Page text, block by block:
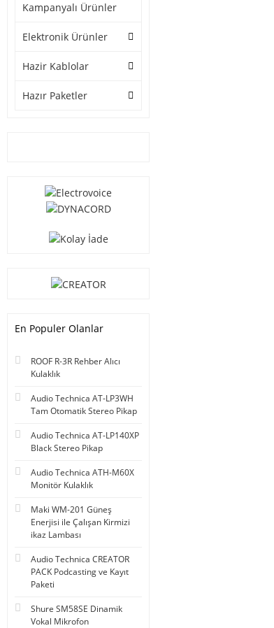
Kampanyalı Ürünler
Elektronik Ürünler
Hazir Kablolar
Hazır Paketler
En Populer Olanlar
ROOF R-3R Rehber Alıcı
Kulaklık
Audio Technica AT-LP3WH
Tam Otomatik Stereo Pikap
Audio Technica AT-LP140XP
Black Stereo Pikap
Audio Technica ATH-M60X
Monitör Kulaklık
Maki WM-201 Güneş
Enerjisi ile Çalışan Kirmizi
ikaz Lambası
Audio Technica CREATOR
PACK Podcasting ve Kayıt
Paketi
Shure SM58SE Dinamik
Vokal Mikrofon